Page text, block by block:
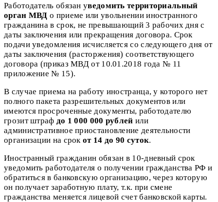
Работодатель обязан уведомить территориальный
орган МВД о приеме или увольнении иностранного
гражданина в срок, не превышающий 3 рабочих дня с
даты заключения или прекращения договора. Срок
подачи уведомления исчисляется со следующего дня от
даты заключения (расторжения) соответствующего
договора (приказ МВД от 10.01.2018 года № 11
приложение № 15).
В случае приема на работу иностранца, у которого нет
полного пакета разрешительных документов или
имеются просроченные документы, работодателю
грозит штраф до 1 000 000 рублей или
административное приостановление деятельности
организации на срокот 14 до 90 суток.
Иностранный гражданин обязан в 10-дневный срок
уведомить работодателя о получении гражданства РФ и
обратиться в банковскую организацию, через которую
он получает заработную плату, т.к. при смене
гражданства меняется лицевой счет банковской карты.